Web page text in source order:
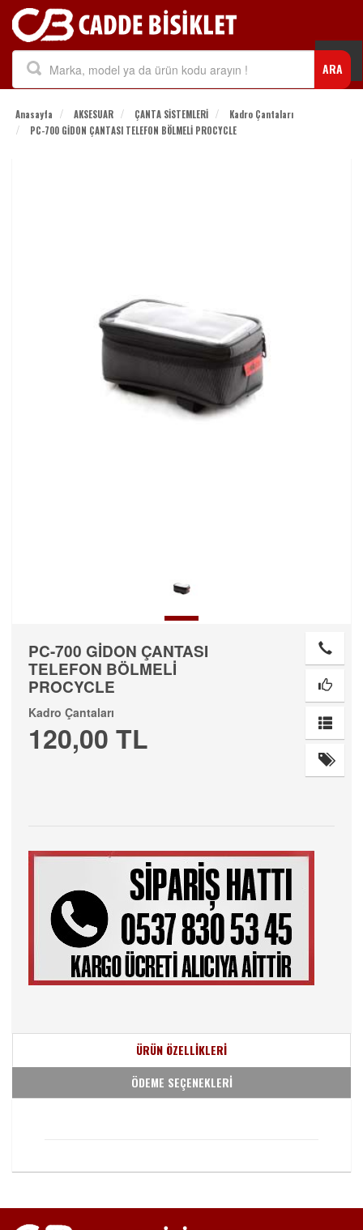
ARA
Anasayfa AKSESUAR ÇANTA SİSTEMLERİ
Kadro Çantaları
PC-700 GİDON ÇANTASI TELEFON BÖLMELİ PROCYCLE
PC-700 GİDON ÇANTASI
TELEFON BÖLMELİ
PROCYCLE
Kadro Çantaları
120,00 TL
ÜRÜN ÖZELLİKLERİ
ÖDEME SEÇENEKLERİ